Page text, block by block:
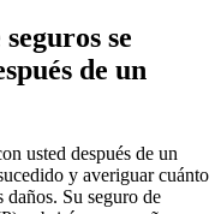
se
de un
usted después de un
y averiguar cuánto
daños. Su seguro de